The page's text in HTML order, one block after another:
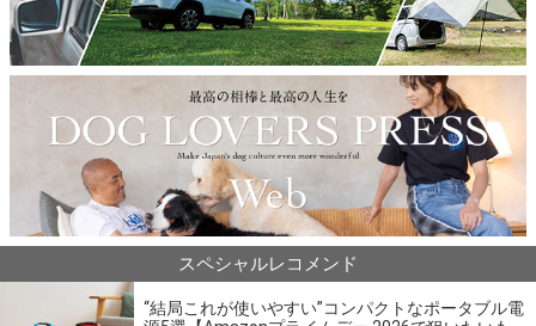
スペシャルレコメンド
“結局これが使いやすい”コンパクトなポータブル電